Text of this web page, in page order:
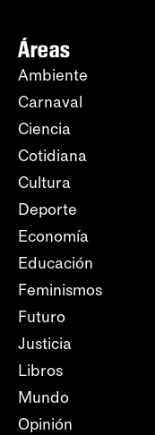
Áreas
Ambiente
Carnaval
Ciencia
Cotidiana
Cultura
Deporte
Economía
Educación
Feminismos
Futuro
Justicia
Libros
Mundo
Opinión